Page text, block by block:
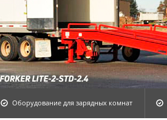
Оборудование для зарядных комнат